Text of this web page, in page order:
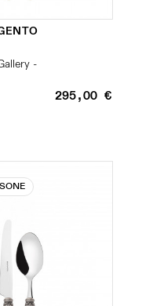
-
295,00 €